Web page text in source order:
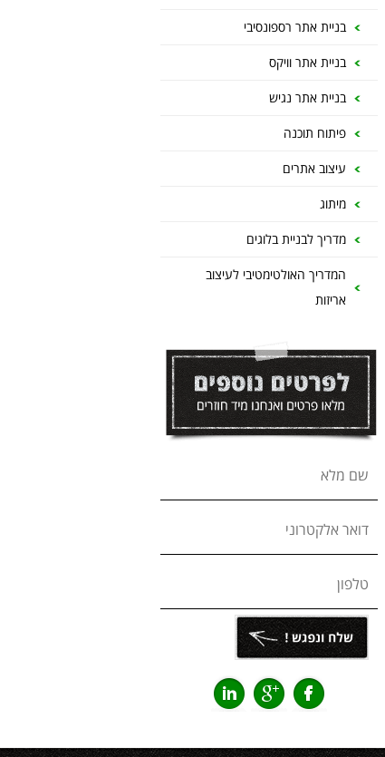
בניית אתר רספונסיבי
בניית אתר וויקס
בניית אתר נגיש
פיתוח תוכנה
עיצוב אתרים
מיתוג
מדריך לבניית בלוגים
המדריך האולטימטיבי לעיצוב
אריזות
שם מלא
דואר אלקטרוני
טלפון